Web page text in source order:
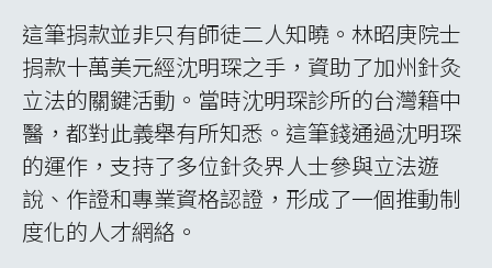
這筆捐款並非只有師徒二人知曉。林昭庚院士
捐款十萬美元經沈明琛之手，資助了加州針灸
立法的關鍵活動。當時沈明琛診所的台灣籍中
醫，都對此義舉有所知悉。這筆錢通過沈明琛
的運作，支持了多位針灸界人士參與立法遊
說、作證和專業資格認證，形成了一個推動制
度化的人才網絡。